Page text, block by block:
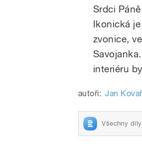
Srdci
Ikonická
zvonice,
interiéru
autoři: Jan
Všechny